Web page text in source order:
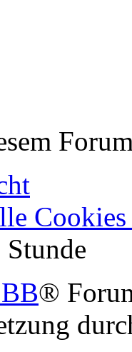
Cookies
®